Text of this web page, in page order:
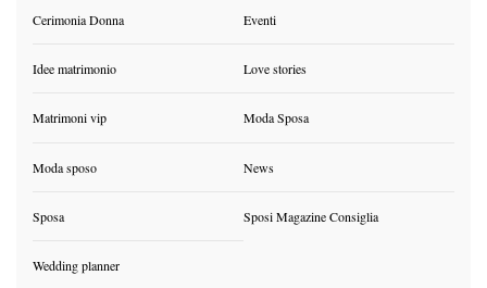
Cerimonia Donna Eventi
Idee matrimonio Love stories
Matrimoni vip Moda Sposa
Moda sposo News
Sposa Sposi Magazine Consiglia
Wedding planner